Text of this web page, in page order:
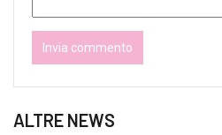
ALTRE NEWS